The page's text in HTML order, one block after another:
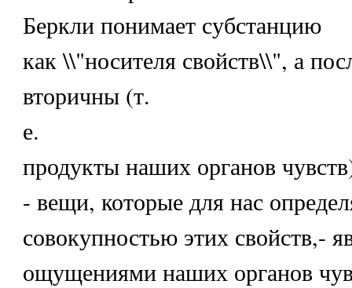
Беркли понимает субстанцию
как \\"носителя свойств\\", а
вторичны (т.
е.
продукты наших органов
- вещи, которые для нас
совокупностью этих свойств,-
ощущениями наших органов